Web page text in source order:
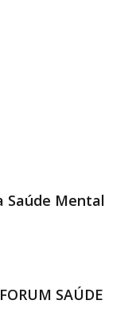
Saúde Mental
SAÚDE